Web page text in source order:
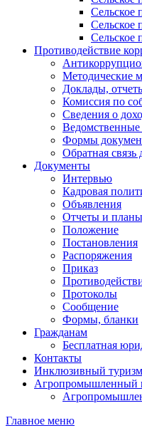
Сельское
Сельское
Сельское
Противодействие
Методические
Доклады,
Комиссия по
Сведения о
Формы
Обратная
Документы
Интервью
Кадровая
Объявления
Отчеты и планы
Положение
Постановления
Распоряжения
Приказ
Протоколы
Сообщение
Формы, бланки
Гражданам
Бесплатная
Контакты
Инклюзивный туризм
Агропромышленный
Главное меню